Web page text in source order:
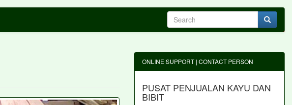
ONLINE SUPPORT | CONTACT PERSON
PUSAT PENJUALAN KAYU DAN
BIBIT